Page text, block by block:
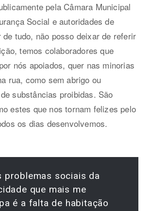
pela Câmara Municipal
Social e autoridades de
de tudo, não posso deixar de referir
temos colaboradores que
nós apoiados, quer nas minorias
rua, como sem abrigo ou
substâncias proibidas. São
estes que nos tornam felizes pelo
os dias desenvolvemos.
problemas sociais da
que mais me
é a falta de habitação